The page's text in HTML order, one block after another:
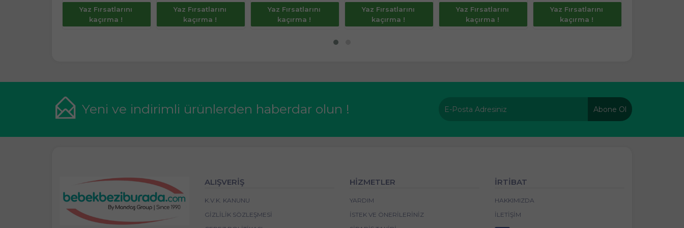
Yaz Fırsatlarını
kaçırma !
Yaz Fırsatlarını
kaçırma !
Yaz Fırsatlarını
kaçırma !
Yaz Fırsatlarını
kaçırma !
Yaz Fırsatlarını
kaçırma !
Yaz Fırsatlarını
kaçırma !
Yeni ve indirimli ürünlerden haberdar olun ! Abone Ol
ALIŞVERİŞ
K.V.K. KANUNU
GIZLILIK SÖZLEŞMESI
HİZMETLER
YARDIM
İSTEK VE ÖNERILERINIZ
İRTİBAT
HAKKIMIZDA
İLETIŞIM